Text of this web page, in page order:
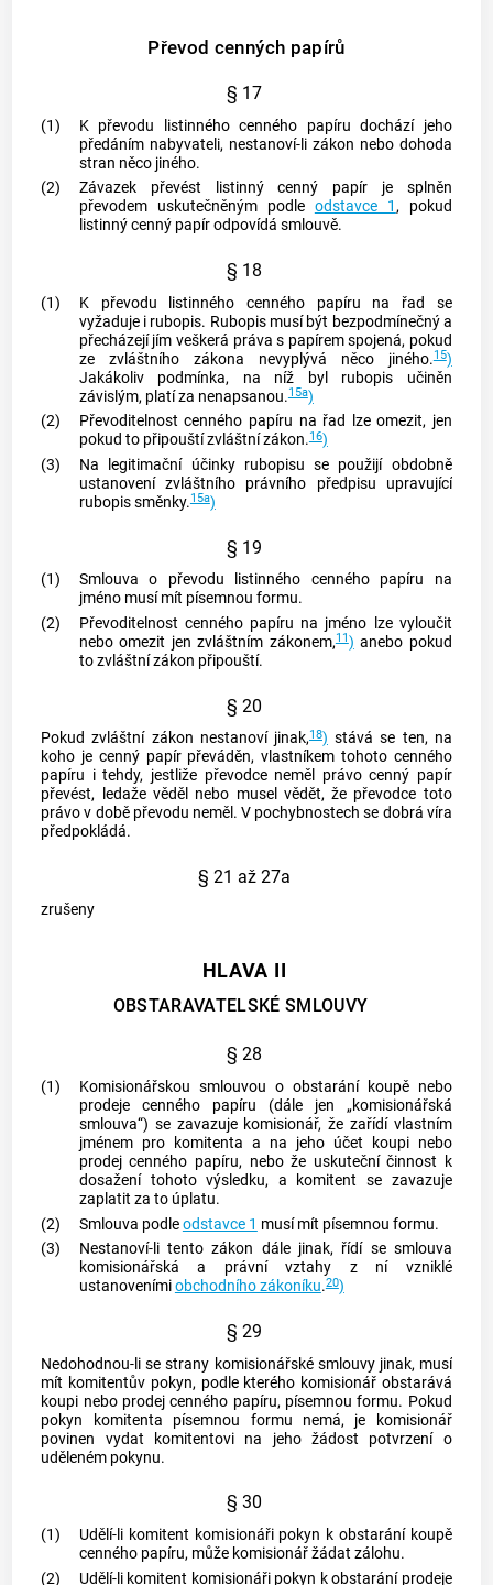
Převod cenných papírů
§ 17
(1) K převodu listinnéhocenného papíru dochází jeho
předáním nabyvateli, nestanoví-li zákon nebo dohoda
stran něco jiného.
(2)
Závazek převést listinnýcenný papír je splněn
převodem uskutečněným podle odstavce 1, pokud
listinnýcenný papírodpovídá smlouvě.
§ 18
(1) K převodu listinného cenného papíru na řad se
vyžaduje i rubopis. Rubopis musí být bezpodmínečný a
přecházejí jím veškerá práva s papírem spojená, pokud
ze zvláštního zákona nevyplývá něco jiného.15)
Jakákoliv podmínka, na níž byl rubopis učiněn
závislým, platí za nenapsanou.15a)
(2)
Převoditelnostcenného papíru na řad lze omezit, jen
pokud to připouští zvláštní zákon.16)
(3)
Na legitimační účinky rubopisu se použijí obdobně
ustanovení zvláštního právního předpisu upravující
rubopis směnky.15a)
§ 19
(1) Smlouva o převodu listinného cenného papíru na
jméno musí mít písemnou formu.
(2)
Převoditelnostcenného papíru na jméno lze vyloučit
nebo omezit jen zvláštním zákonem,11) anebo pokud
to zvláštní zákon připouští.
§ 20
Pokud zvláštní zákon nestanoví jinak,18) stává se ten, na
koho je cenný papírpřeváděn, vlastníkem tohoto cenného
papíru i tehdy, jestliže převodce neměl právocenný papír
převést, ledaže věděl nebo musel vědět, že převodce toto
právo v době převodu neměl. V pochybnostech se dobrá víra
předpokládá.
§ 21 až 27a
zrušeny
HLAVA II
OBSTARAVATELSKÉ SMLOUVY
§ 28
(1)
Komisionářskou smlouvou o obstarání koupě nebo
prodeje cenného papíru (dále jen „komisionářská
smlouva“) se zavazuje komisionář, že zařídí vlastním
jménem pro komitenta a na jeho účet koupi nebo
prodejcenného papíru, nebo že uskuteční činnost k
dosažení tohoto výsledku, a komitent se zavazuje
zaplatit za to úplatu.
(2)
Smlouva podleodstavce 1 musí mít písemnou formu.
(3)
Nestanoví-li tento zákon dále jinak, řídí se smlouva
komisionářská a právní vztahy z ní vzniklé
ustanovenímiobchodního zákoníku.20)
§ 29
Nedohodnou-li se strany komisionářské smlouvy jinak, musí
mít komitentův pokyn, podle kterého komisionář obstarává
koupi nebo prodejcenného papíru, písemnou formu. Pokud
pokyn komitenta písemnou formu nemá, je komisionář
povinen vydat komitentovi na jeho žádost potvrzení o
uděleném pokynu.
§ 30
(1)
Udělí-li komitent komisionáři pokyn k obstarání koupě
cenného papíru, může komisionář žádat zálohu.
(2)
Udělí-li komitent komisionáři pokyn k obstarání prodeje